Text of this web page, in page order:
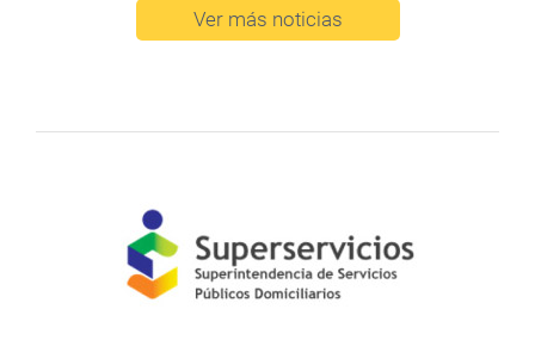
Ver más noticias